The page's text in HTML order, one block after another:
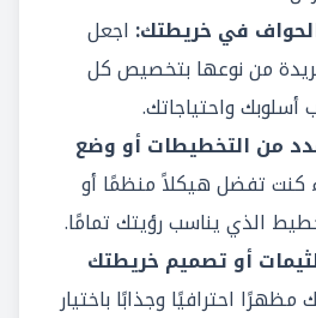
في خريطتك: اجعل
من نوعها بتخصيص كل
واحتياجاتك.
من التخطيطات أو وضع
كنت تفضل هيكلاً منظمًا أو
الذي يناسب رؤيتك تمامًا.
أو تصميم خريطتك
احترافيًا وجذابًا باختيار